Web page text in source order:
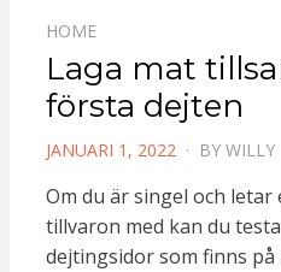
HOME
Laga mat
första dejten
POSTED
JANUARI 1, 2022 BY WILLY
Om du är singel och
tillvaron med kan du
dejtingsidor som finns